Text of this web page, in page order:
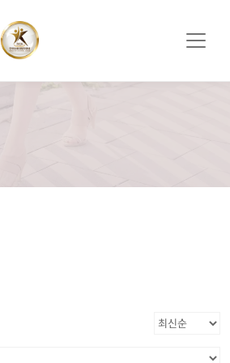
션 영상 full버전 보러가기